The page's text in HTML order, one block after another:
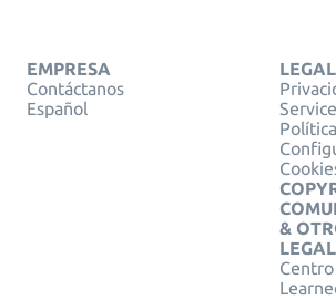
EMPRESA
Contáctanos
Español
LEGAL
&